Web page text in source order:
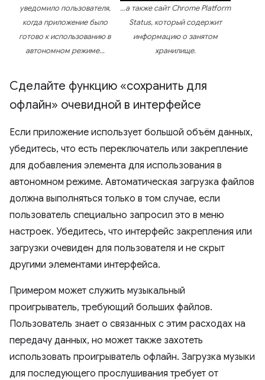
уведомило пользователя,
когда приложение было
готово к использованию в
автономном режиме…
…а также сайт Chrome Platform
Status, который содержит
информацию о занятом
хранилище.
Сделайте функцию «сохранить для
офлайн» очевидной в интерфейсе
Если приложение использует большой объём данных,
убедитесь, что есть переключатель или закрепление
для добавления элемента для использования в
автономном режиме. Автоматическая загрузка файлов
должна выполняться только в том случае, если
пользователь специально запросил это в меню
настроек. Убедитесь, что интерфейс закрепления или
загрузки очевиден для пользователя и не скрыт
другими элементами интерфейса.
Примером может служить музыкальный
проигрыватель, требующий больших файлов.
Пользователь знает о связанных с этим расходах на
передачу данных, но может также захотеть
использовать проигрыватель офлайн. Загрузка музыки
для последующего прослушивания требует от